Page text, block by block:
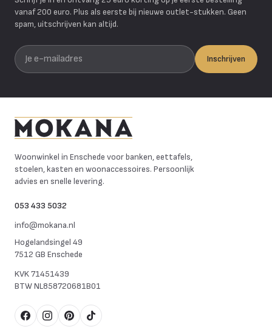
vanaf 200 euro. Plus als eerste bij nieuwe outlet-stukken. Geen
spam, uitschrijven kan altijd.
Je e-mailadres
Inschrijven
Woonwinkel in Enschede voor banken, eettafels,
stoelen, kasten en woonaccessoires. Persoonlijk
advies en snelle levering.
053 433 5032
info@mokana.nl
Hogelandsingel 49
7512 GB Enschede
KVK71451439
BTWNL858720681B01
FacebookInstagram
Pinterest
TikTok